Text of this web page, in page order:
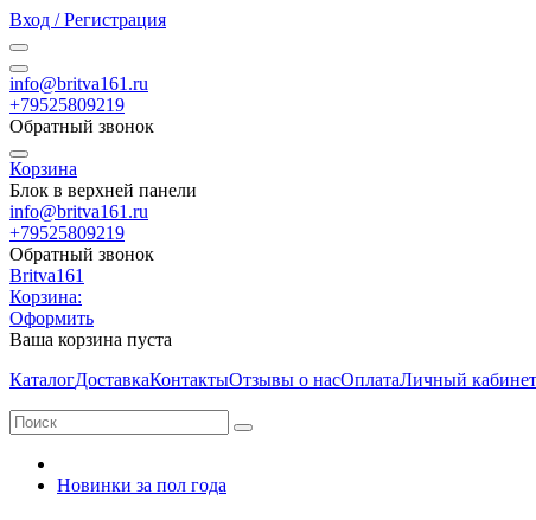
Вход / Регистрация
info@britva161.ru
+79525809219
Обратный звонок
Корзина
Блок в верхней панели
info@britva161.ru
+79525809219
Обратный звонок
Britva161
Корзина:
Оформить
Ваша корзина пуста
КаталогДоставкаКонтактыОтзывы о насОплатаЛичный кабинет
Новинки за пол года